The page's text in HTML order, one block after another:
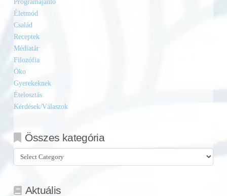
Programajánló
Életmód
Család
Receptek
Médiatár
Filozófia
Öko
Gyerekeknek
Ételosztás
Kérdések/Válaszok
Összes kategória
Összes
kategória
Aktuális